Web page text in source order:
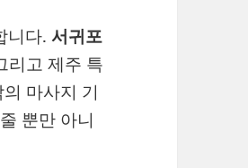
니다. 서귀포
리고 제주 특
마사지 기
뿐만 아니